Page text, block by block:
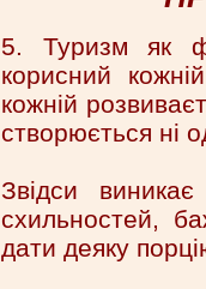
5. Туризм як
корисний
кожній
створюється ні
Звідси
схильностей,
дати деяку